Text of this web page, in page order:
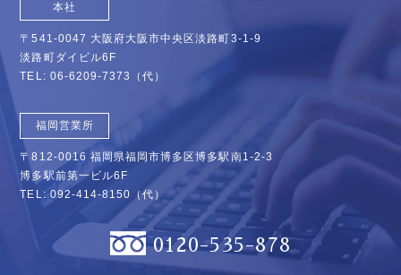
本社
〒541-0047 大阪府大阪市中央区淡路町3-1-9
淡路町ダイビル6F
TEL: 06-6209-7373 （代）
福岡営業所
〒812-0016 福岡県福岡市博多区博多駅南1-2-3
博多駅前第一ビル6F
TEL:092-414-8150 （代）
0120-535-878